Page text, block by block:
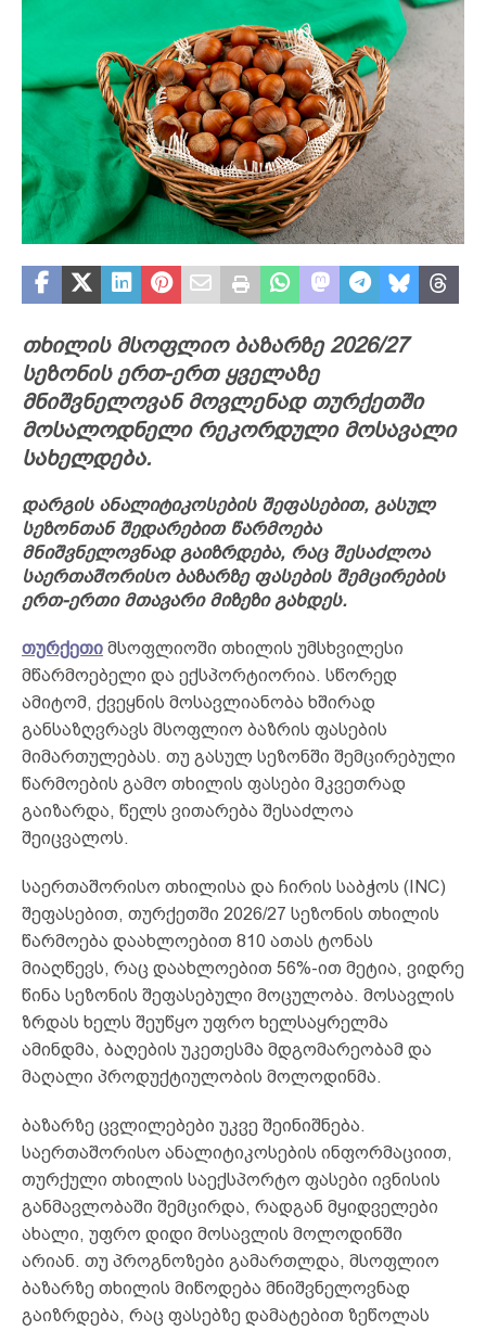
თხილის მსოფლიო ბაზარზე 2026/27
სეზონის ერთ-ერთ ყველაზე
მნიშვნელოვან მოვლენად თურქეთში
მოსალოდნელი რეკორდული მოსავალი
სახელდება.
დარგის ანალიტიკოსების შეფასებით, გასულ
სეზონთან შედარებით წარმოება
მნიშვნელოვნად გაიზრდება, რაც შესაძლოა
საერთაშორისო ბაზარზე ფასების შემცირების
ერთ-ერთი მთავარი მიზეზი გახდეს.
თურქეთი მსოფლიოში თხილის უმსხვილესი
მწარმოებელი და ექსპორტიორია. სწორედ
ამიტომ, ქვეყნის მოსავლიანობა ხშირად
განსაზღვრავს მსოფლიო ბაზრის ფასების
მიმართულებას. თუ გასულ სეზონში შემცირებული
წარმოების გამო თხილის ფასები მკვეთრად
გაიზარდა, წელს ვითარება შესაძლოა
შეიცვალოს.
საერთაშორისო თხილისა და ჩირის საბჭოს (INC)
შეფასებით, თურქეთში 2026/27 სეზონის თხილის
წარმოება დაახლოებით 810 ათას ტონას
მიაღწევს, რაც დაახლოებით 56%-ით მეტია, ვიდრე
წინა სეზონის შეფასებული მოცულობა. მოსავლის
ზრდას ხელს შეუწყო უფრო ხელსაყრელმა
ამინდმა, ბაღების უკეთესმა მდგომარეობამ და
მაღალი პროდუქტიულობის მოლოდინმა.
ბაზარზე ცვლილებები უკვე შეინიშნება.
საერთაშორისო ანალიტიკოსების ინფორმაციით,
თურქული თხილის საექსპორტო ფასები ივნისის
განმავლობაში შემცირდა, რადგან მყიდველები
ახალი, უფრო დიდი მოსავლის მოლოდინში
არიან. თუ პროგნოზები გამართლდა, მსოფლიო
ბაზარზე თხილის მიწოდება მნიშვნელოვნად
გაიზრდება, რაც ფასებზე დამატებით ზეწოლას